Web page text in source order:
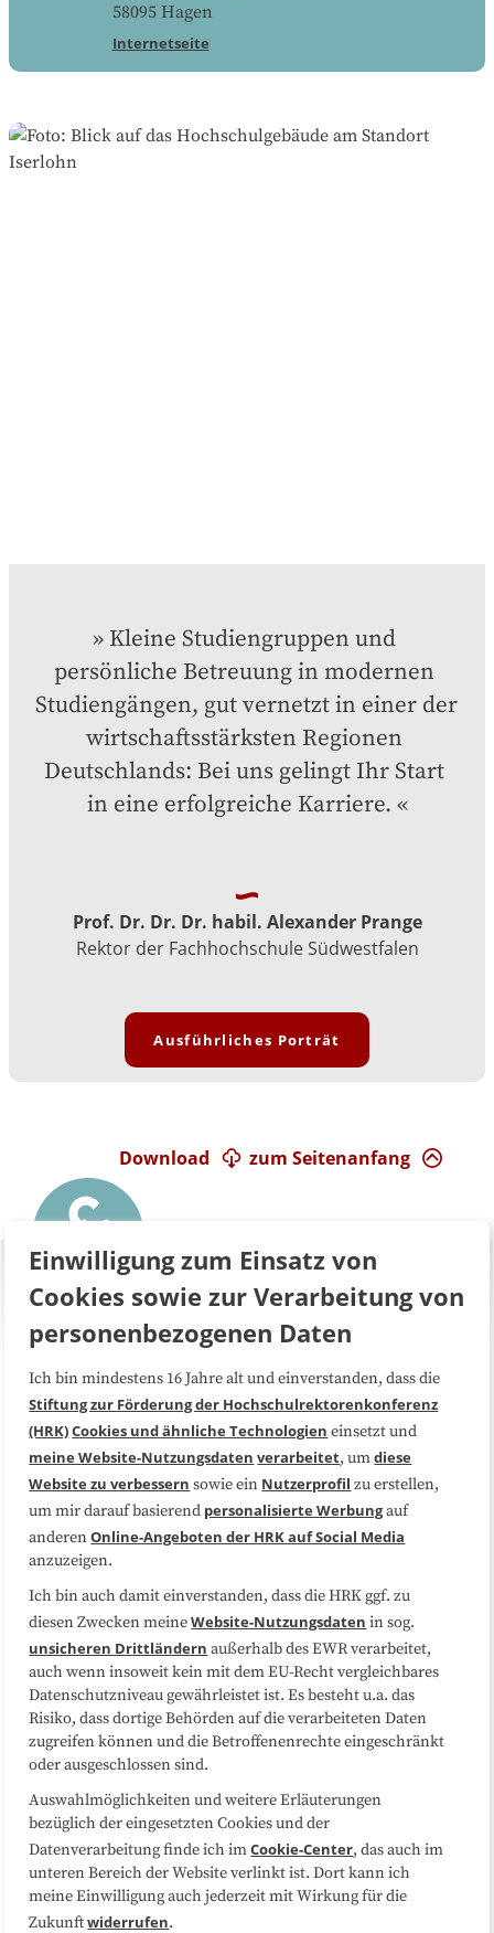
58095 Hagen
Internetseite
Kleine Studiengruppen und
persönliche Betreuung in modernen
Studiengängen, gut vernetzt in einer der
wirtschaftsstärksten Regionen
Deutschlands: Bei uns gelingt Ihr Start
in eine erfolgreiche Karriere.
Prof. Dr. Dr. Dr. habil. Alexander Prange
Rektor der Fachhochschule Südwestfalen
Ausführliches Porträt
zum Seitenanfang
Download
Über uns FAQ
Medienarbeit Kooperationen
Datenschutzerklärung Impressum
Sitemap
Folgen Sie uns
Einwilligung zum Einsatz von
Cookies sowie zur Verarbeitung von
personenbezogenen Daten
Ich bin mindestens 16 Jahre alt und einverstanden, dass die
Stiftung zur Förderung der Hochschulrektorenkonferenz
(HRK)Cookies und ähnliche Technologien einsetzt und
meine Website-Nutzungsdaten verarbeitet, umdiese
Website zu verbessern sowie ein Nutzerprofil zu erstellen,
um mir darauf basierend personalisierte Werbungauf
anderenOnline-Angeboten der HRK auf Social Media
anzuzeigen.
Ich bin auch damit einverstanden, dass die HRK ggf. zu
diesen Zwecken meineWebsite-Nutzungsdaten in sog.
unsicheren Drittländern außerhalb des EWR verarbeitet,
auch wenn insoweit kein mit dem EU-Recht vergleichbares
Datenschutzniveau gewährleistet ist. Es besteht u.a. das
Risiko, dass dortige Behörden auf die verarbeiteten Daten
zugreifen können und die Betroffenenrechte eingeschränkt
oder ausgeschlossen sind.
Auswahlmöglichkeiten und weitere Erläuterungen
bezüglich der eingesetzten Cookies und der
Datenverarbeitung finde ich imCookie-Center, das auch im
unteren Bereich der Website verlinkt ist. Dort kann ich
meine Einwilligung auch jederzeit mit Wirkung für die
Zukunftwiderrufen.